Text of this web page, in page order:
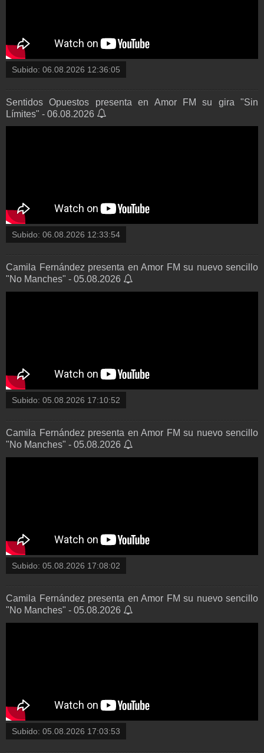
Subido: 06.08.2026 12:36:05
Sentidos Opuestos presenta en Amor FM su gira "Sin
Límites" - 06.08.2026
Subido: 06.08.2026 12:33:54
Camila Fernández presenta en Amor FM su nuevo sencillo
"No Manches" - 05.08.2026
Subido: 05.08.2026 17:10:52
Camila Fernández presenta en Amor FM su nuevo sencillo
"No Manches" - 05.08.2026
Subido: 05.08.2026 17:08:02
Camila Fernández presenta en Amor FM su nuevo sencillo
"No Manches" - 05.08.2026
Subido: 05.08.2026 17:03:53